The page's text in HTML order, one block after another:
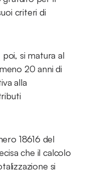
criteri di
si matura al
20 anni di
alla
18616 del
che il calcolo
si